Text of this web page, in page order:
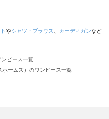
やシャツ・ブラウス カーディガンなど
ンピース一覧
ホームズ）のワンピース一覧
マンサモスモス）のワンピース一覧
ー）のワンピース一覧